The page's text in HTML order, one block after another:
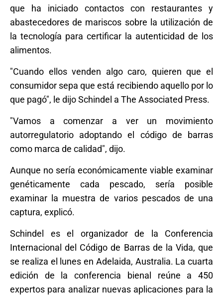
que ha iniciado contactos con restaurantes y
abastecedores de mariscos sobre la utilización de
la tecnología para certificar la autenticidad de los
alimentos.
"Cuando ellos venden algo caro, quieren que el
consumidor sepa que está recibiendo aquello por lo
que pagó", le dijo Schindel a The Associated Press.
"Vamos a comenzar a ver un movimiento
autorregulatorio adoptando el código de barras
como marca de calidad", dijo.
Aunque no sería económicamente viable examinar
genéticamente cada pescado, sería posible
examinar la muestra de varios pescados de una
captura, explicó.
Schindel es el organizador de la Conferencia
Internacional del Código de Barras de la Vida, que
se realiza el lunes en Adelaida, Australia. La cuarta
edición de la conferencia bienal reúne a 450
expertos para analizar nuevas aplicaciones para la